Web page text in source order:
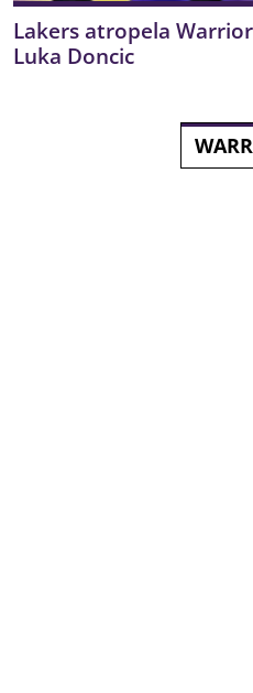
Lakers atropela
Luka Doncic